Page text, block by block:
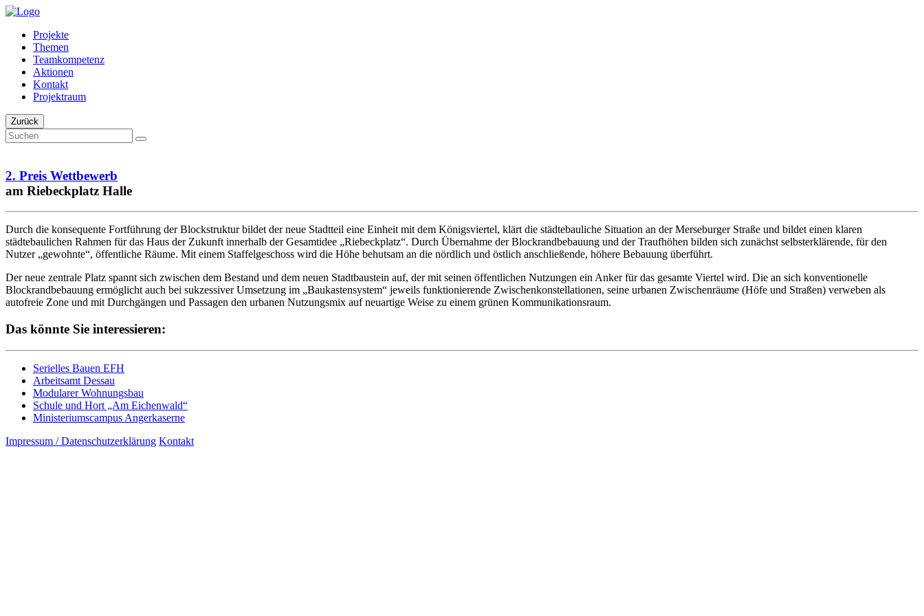
Projekte
Themen
Teamkompetenz
Aktionen
Kontakt
Projektraum
Zurück
2. Preis Wettbewerb
am Riebeckplatz Halle
Durch die konsequente Fortführung der Blockstruktur bildet der neue Stadtteil eine Einheit mit dem Königsviertel, klärt die städtebauliche Situation an der Merseburger Straße und bildet einen klaren
städtebaulichen Rahmen für das Haus der Zukunft innerhalb der Gesamtidee „Riebeckplatz“. Durch Übernahme der Blockrandbebauung und der Traufhöhen bilden sich zunächst selbsterklärende, für den
Nutzer „gewohnte“, öffentliche Räume. Mit einem Staffelgeschoss wird die Höhe behutsam an die nördlich und östlich anschließende, höhere Bebauung überführt.
Der neue zentrale Platz spannt sich zwischen dem Bestand und dem neuen Stadtbaustein auf, der mit seinen öffentlichen Nutzungen ein Anker für das gesamte Viertel wird. Die an sich konventionelle
Blockrandbebauung ermöglicht auch bei sukzessiver Umsetzung im „Baukastensystem“ jeweils funktionierende Zwischenkonstellationen, seine urbanen Zwischenräume (Höfe und Straßen) verweben als
autofreie Zone und mit Durchgängen und Passagen den urbanen Nutzungsmix auf neuartige Weise zu einem grünen Kommunikationsraum.
Das könnte Sie interessieren:
Serielles Bauen EFH
Arbeitsamt Dessau
Modularer Wohnungsbau
Schule und Hort „Am Eichenwald“
Ministeriumscampus Angerkaserne
Impressum / Datenschutzerklärung Kontakt